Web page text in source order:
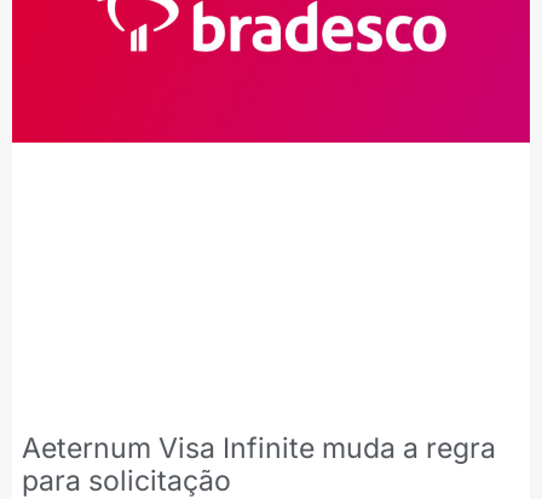
Aeternum Visa Infinite muda a regra
para solicitação